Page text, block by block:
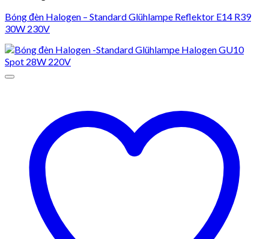
Bóng đèn Halogen – Standard Glühlampe Reflektor E14 R39
30W 230V